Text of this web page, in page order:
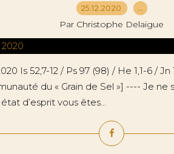
25.12.2020 …
Par Christophe Delaigue
Is 52,7-12 / Ps 97 (98) / He 1,1-6 /
du « Grain de Sel »] ---- Je ne
d’esprit vous êtes...